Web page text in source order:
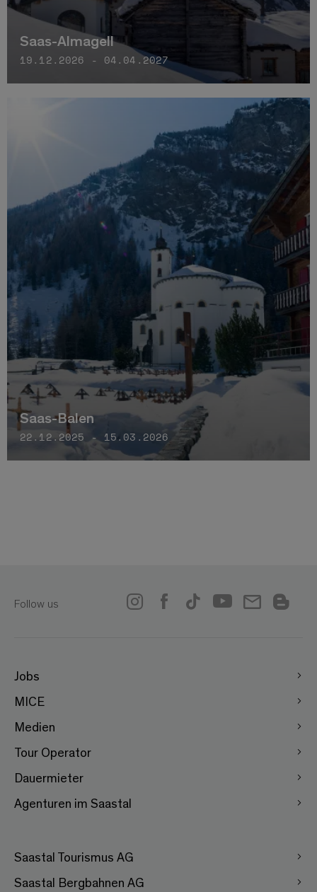
Saas-Almagell
19.12.2026 - 04.04.2027
Saas-Balen
22.12.2025 - 15.03.2026
Follow us
Jobs
MICE
Medien
Tour Operator
Dauermieter
Agenturen im Saastal
Saastal Tourismus AG
Saastal Bergbahnen AG